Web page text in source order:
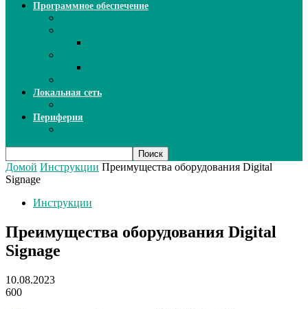
Программное обеспечение
Локальная сеть
Периферия
Домой Инструкции Преимущества оборудования Digital
Signage
Инструкции
Преимущества оборудования Digital
Signage
10.08.2023
600